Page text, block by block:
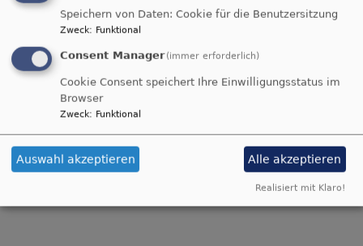
Ergolding ist eine Körperschaft des Öffentlichen
Rechts, vertreten durch Pfarrer Christoph Hilmes.
Inhaltlich Verantwortlicher gemäß § 5 TMG und § 55
RStV:
Pfarrer Christoph Hilmes
Telefon:0871 / 430 71 12
E-Mail:christoph.hilmes@elkb.de
Martin-Luther-Platz 3
Speichern von Daten: Cookie für die Benutzersitzung
Zweck: Funktional
Consent Manager (immer erforderlich)
Cookie Consent speichert Ihre Einwilligungsstatus im
Browser
Zweck: Funktional
Auswahl akzeptieren Alle akzeptieren
Realisiert mit Klaro!